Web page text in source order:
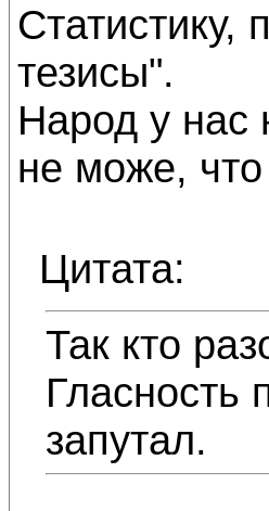
Статистику,
тезисы".
Народ у нас
не може, что
Цитата:
Так кто
Гласность
запутал.